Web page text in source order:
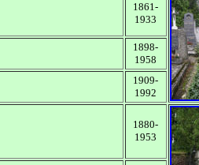
1861-
1933
1898-
1958
1909-
1992
1880-
1953